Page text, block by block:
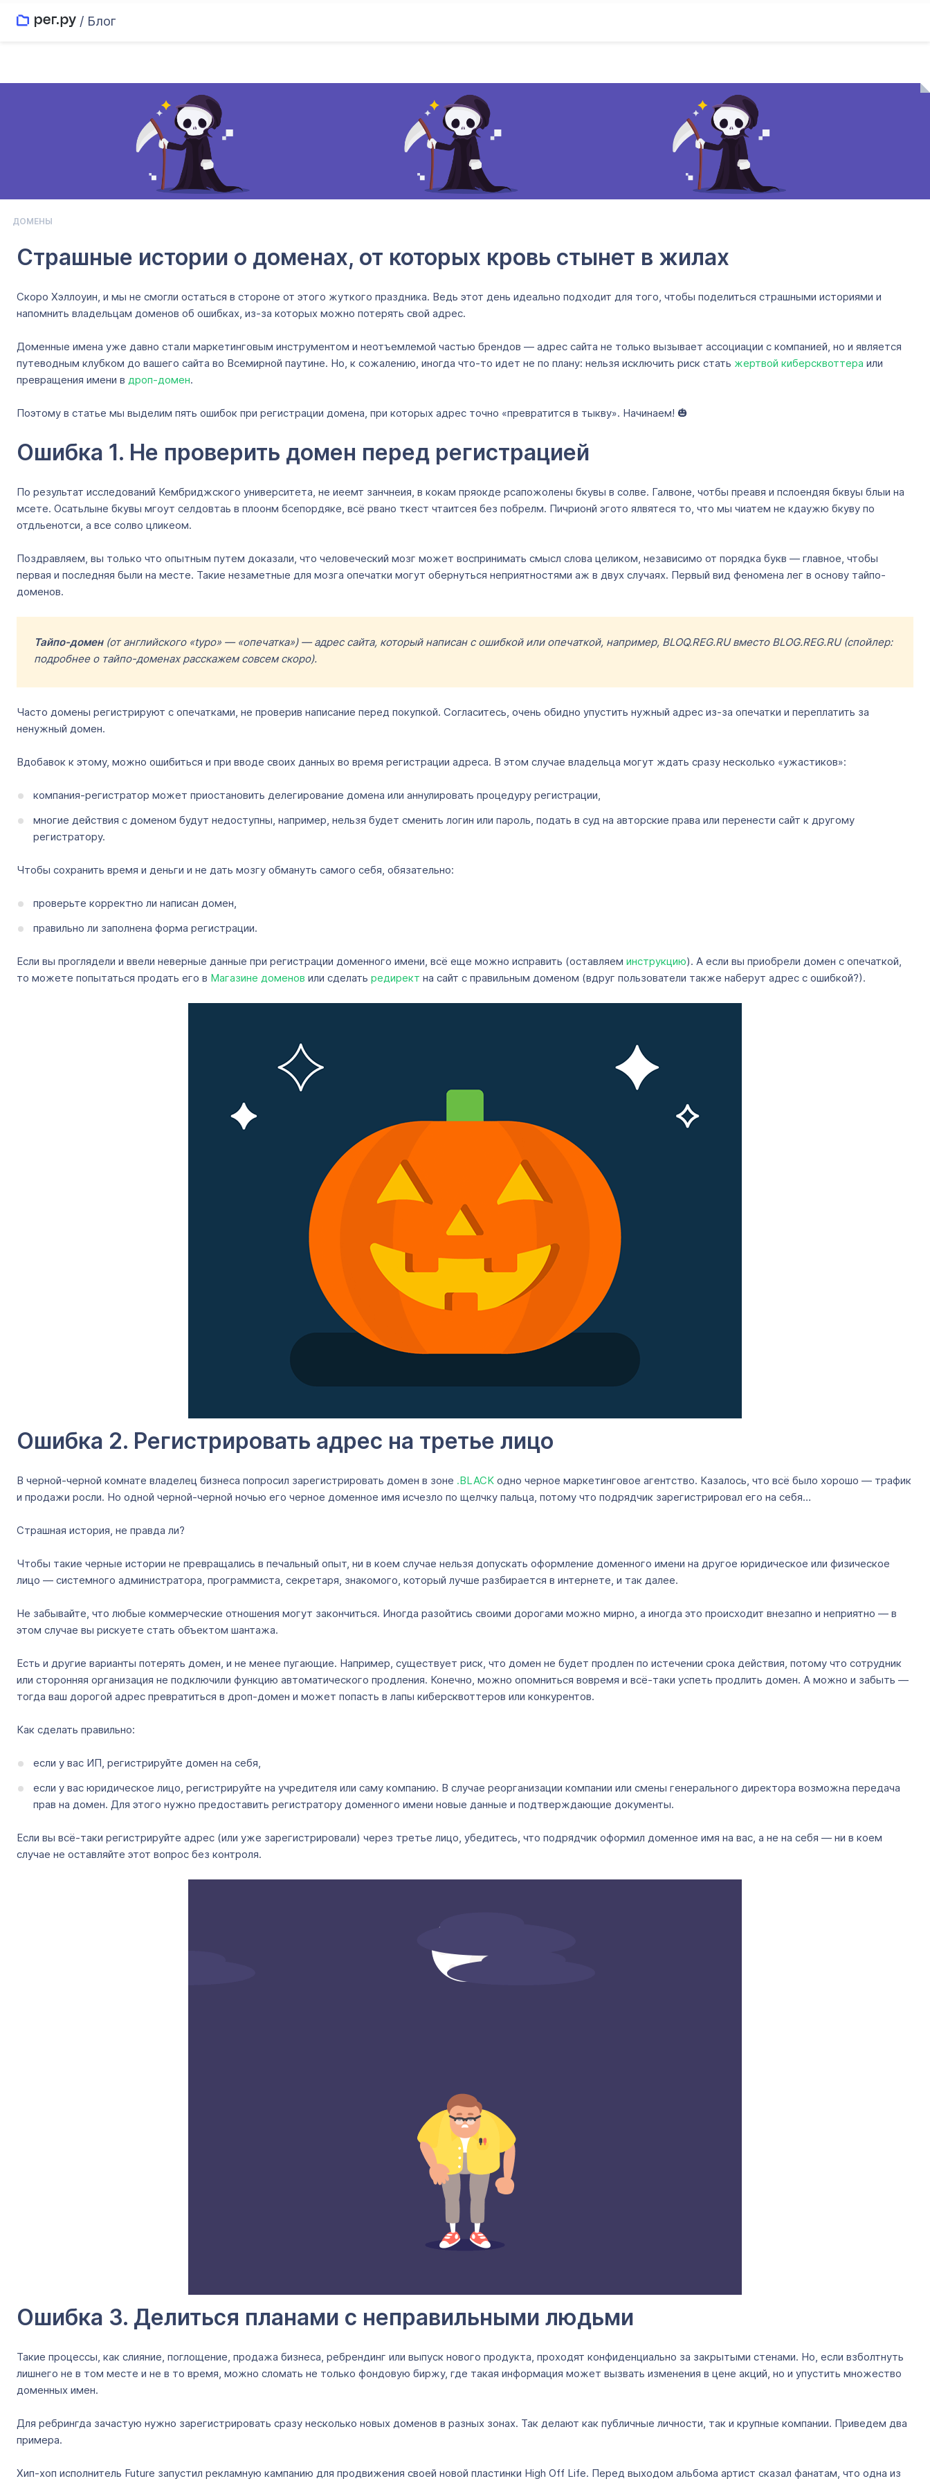
/ Блог
ДОМЕНЫ
Страшные истории о доменах, от которых кровь стынет в жилах
Скоро Хэллоуин, и мы не смогли остаться в стороне от этого жуткого праздника. Ведь этот день идеально подходит для того, чтобы поделиться страшными историями и
напомнить владельцам доменов об ошибках, из-за которых можно потерять свой адрес.
Доменные имена уже давно стали маркетинговым инструментом и неотъемлемой частью брендов — адрес сайта не только вызывает ассоциации с компанией, но и является
путеводным клубком до вашего сайта во Всемирной паутине. Но, к сожалению, иногда что-то идет не по плану: нельзя исключить риск стать жертвой киберсквоттера или
превращения имени в дроп-домен.
Поэтому в статье мы выделим пять ошибок при регистрации домена, при которых адрес точно «превратится в тыкву». Начинаем! 🎃
Ошибка 1. Не проверить домен перед регистрацией
По результат исследований Кембриджского университета, не иеемт занчнеия, в кокам пряокде рсапожолены бкувы в солве. Галвоне, чотбы преавя и пслоендяя бквуы блыи на
мсете. Осатьлыне бкувы мгоут селдовтаь в плоонм бсепордяке, всё рвано ткест чтаитсея без побрелм. Пичрионй эгото ялвятеся то, что мы чиатем не кдаужю бкуву по
отдльенотси, а все солво цликеом.
Поздравляем, вы только что опытным путем доказали, что человеческий мозг может воспринимать смысл слова целиком, независимо от порядка букв — главное, чтобы
первая и последняя были на месте. Такие незаметные для мозга опечатки могут обернуться неприятностями аж в двух случаях. Первый вид феномена лег в основу тайпо-
доменов.
Тайпо-домен(от английского «typo» — «опечатка») — адрес сайта, который написан с ошибкой или опечаткой, например, BLOQ.REG.RU вместо BLOG.REG.RU (спойлер:
подробнее о тайпо-доменах расскажем совсем скоро).
Часто домены регистрируют с опечатками, не проверив написание перед покупкой. Согласитесь, очень обидно упустить нужный адрес из-за опечатки и переплатить за
ненужный домен.
Вдобавок к этому, можно ошибиться и при вводе своих данных во время регистрации адреса. В этом случае владельца могут ждать сразу несколько «ужастиков»:
компания-регистратор может приостановить делегирование домена или аннулировать процедуру регистрации,
многие действия с доменом будут недоступны, например, нельзя будет сменить логин или пароль, подать в суд на авторские права или перенести сайт к другому
регистратору.
Чтобы сохранить время и деньги и не дать мозгу обмануть самого себя, обязательно:
проверьте корректно ли написан домен,
правильно ли заполнена форма регистрации.
Если вы проглядели и ввели неверные данные при регистрации доменного имени, всё еще можно исправить (оставляем инструкцию). А если вы приобрели домен с опечаткой,
то можете попытаться продать его в Магазине доменов или сделать редирект на сайт с правильным доменом (вдруг пользователи также наберут адрес с ошибкой?).
Ошибка 2. Регистрировать адрес на третье лицо
В черной-черной комнате владелец бизнеса попросил зарегистрировать домен в зоне .BLACK одно черное маркетинговое агентство. Казалось, что всё было хорошо — трафик
и продажи росли. Но одной черной-черной ночью его черное доменное имя исчезло по щелчку пальца, потому что подрядчик зарегистрировал его на себя…
Страшная история, не правда ли?
Чтобы такие черные истории не превращались в печальный опыт, ни в коем случае нельзя допускать оформление доменного имени на другое юридическое или физическое
лицо — системного администратора, программиста, секретаря, знакомого, который лучше разбирается в интернете, и так далее.
Не забывайте, что любые коммерческие отношения могут закончиться. Иногда разойтись своими дорогами можно мирно, а иногда это происходит внезапно и неприятно — в
этом случае вы рискуете стать объектом шантажа.
Есть и другие варианты потерять домен, и не менее пугающие. Например, существует риск, что домен не будет продлен по истечении срока действия, потому что сотрудник
или сторонняя организация не подключили функцию автоматического продления. Конечно, можно опомниться вовремя и всё-таки успеть продлить домен. А можно и забыть —
тогда ваш дорогой адрес превратиться в дроп-домен и может попасть в лапы киберсквоттеров или конкурентов.
Как сделать правильно:
если у вас ИП, регистрируйте домен на себя,
если у вас юридическое лицо, регистрируйте на учредителя или саму компанию. В случае реорганизации компании или смены генерального директора возможна передача
прав на домен. Для этого нужно предоставить регистратору доменного имени новые данные и подтверждающие документы.
Если вы всё-таки регистрируйте адрес (или уже зарегистрировали) через третье лицо, убедитесь, что подрядчик оформил доменное имя на вас, а не на себя — ни в коем
случае не оставляйте этот вопрос без контроля.
Ошибка 3. Делиться планами с неправильными людьми
Такие процессы, как слияние, поглощение, продажа бизнеса, ребрендинг или выпуск нового продукта, проходят конфиденциально за закрытыми стенами. Но, если взболтнуть
лишнего не в том месте и не в то время, можно сломать не только фондовую биржу, где такая информация может вызвать изменения в цене акций, но и упустить множество
доменных имен.
Для ребрингда зачастую нужно зарегистрировать сразу несколько новых доменов в разных зонах. Так делают как публичные личности, так и крупные компании. Приведем два
примера.
Хип-хоп исполнитель Future запустил рекламную кампанию для продвижения своей новой пластинки High Off Life. Перед выходом альбома артист сказал фанатам, что одна из